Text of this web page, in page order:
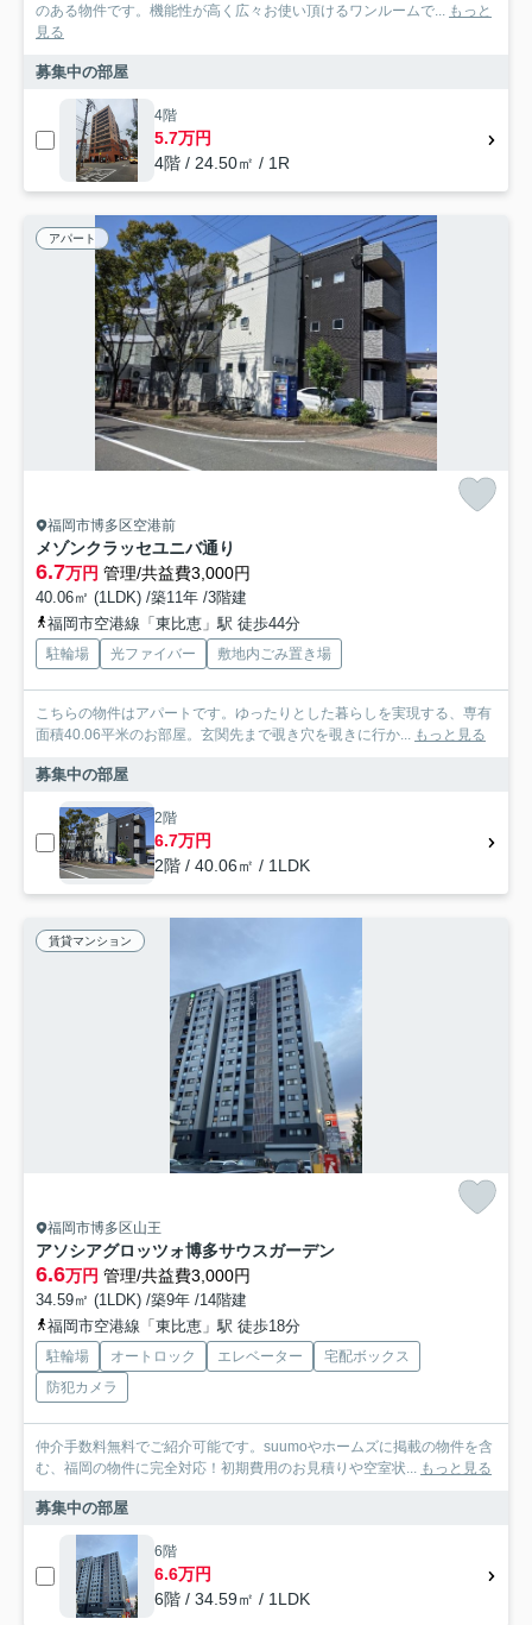
のある物件です。機能性が高く広々お使い頂けるワンルームで... もっと
見る
募集中の部屋
4階
5.7万円
4階 / 24.50㎡ / 1R
アパート
福岡市博多区空港前
メゾンクラッセユニバ通り
6.7万円 管理/共益費3,000円
40.06㎡ (1LDK) /築11年 /3階建
福岡市空港線「東比恵」駅 徒歩44分
駐輪場 光ファイバー 敷地内ごみ置き場
こちらの物件はアパートです。ゆったりとした暮らしを実現する、専有
面積40.06平米のお部屋。玄関先まで覗き穴を覗きに行か... もっと見る
募集中の部屋
2階
6.7万円
2階 / 40.06㎡ / 1LDK
賃貸マンション
福岡市博多区山王
アソシアグロッツォ博多サウスガーデン
6.6万円 管理/共益費3,000円
34.59㎡ (1LDK) /築9年 /14階建
福岡市空港線「東比恵」駅 徒歩18分
駐輪場 オートロック エレベーター
宅配ボックス
防犯カメラ
仲介手数料無料でご紹介可能です。suumoやホームズに掲載の物件を含
む、福岡の物件に完全対応！初期費用のお見積りや空室状... もっと見る
募集中の部屋
6階
6.6万円
6階 / 34.59㎡ / 1LDK